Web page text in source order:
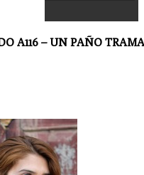
A116 – UN PAÑO